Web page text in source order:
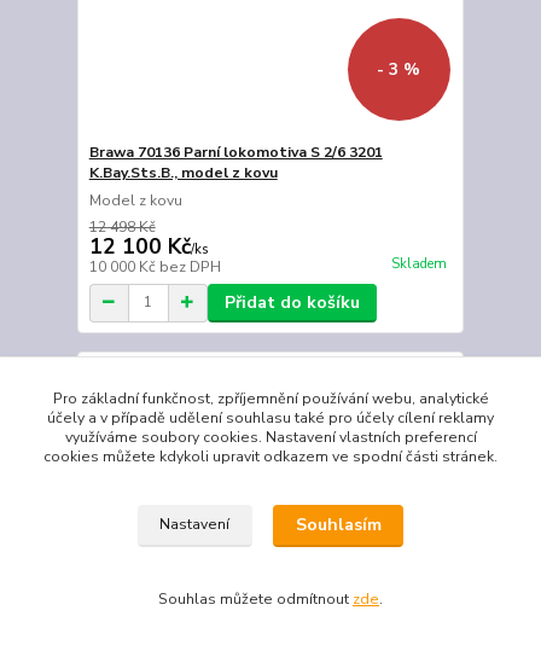
- 3 %
Brawa 70136 Parní lokomotiva S 2/6 3201
K.Bay.Sts.B., model z kovu
Model z kovu
12 498 Kč
12 100 Kč/ks
10 000 Kč bez DPH Skladem
Přidat do košíku
Novinka
Doprava ZDARMA
Pro základní funkčnost, zpříjemnění používání webu, analytické
účely a v případě udělení souhlasu také pro účely cílení reklamy
využíváme soubory cookies. Nastavení vlastních preferencí
cookies můžete kdykoli upravit odkazem ve spodní části stránek.
Nastavení Souhlasím
Souhlas můžete odmítnout zde.